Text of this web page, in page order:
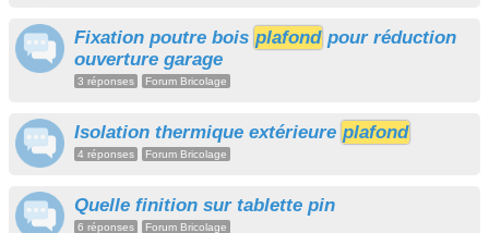
Fixation poutre bois plafond pour réduction
ouverture garage
3 réponses Forum Bricolage
Isolation thermique extérieure plafond
4 réponses Forum Bricolage
Quelle finition sur tablette pin
6 réponses Forum Bricolage